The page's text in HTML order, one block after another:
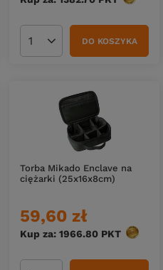
Ilość produktówDO KOSZYKA
Torba Mikado Enclave na
ciężarki (25x16x8cm)
59,60 zł
Kup za: 1966.80 PKT